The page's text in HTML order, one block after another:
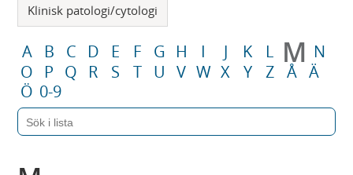
Klinisk patologi/cytologi
A B C D E F G H I J K L M N
O
P Q R S T U V W X Y Z Å Ä
Ö 0-9